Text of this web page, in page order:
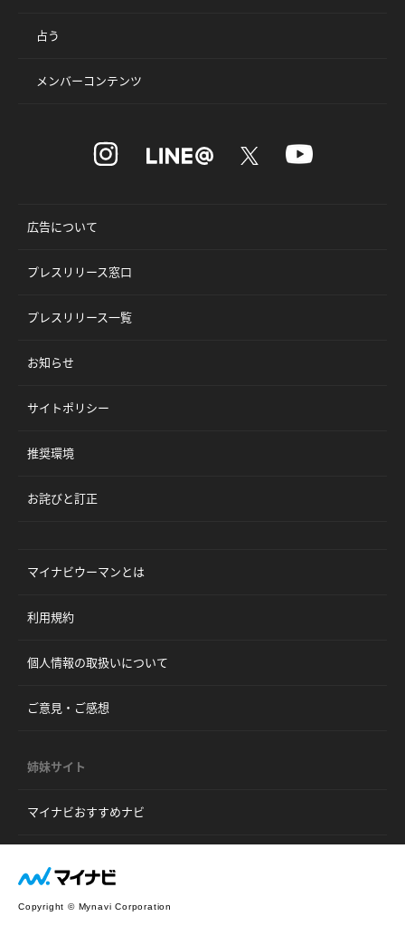
占う
メンバーコンテンツ
広告について
プレスリリース窓口
プレスリリース一覧
お知らせ
サイトポリシー
推奨環境
お詫びと訂正
マイナビウーマンとは
利用規約
個人情報の取扱いについて
ご意見・ご感想
姉妹サイト
マイナビおすすめナビ
Copyright © Mynavi Corporation